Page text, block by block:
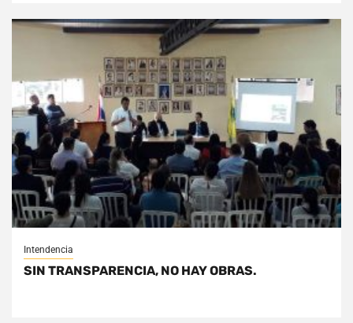
Intendencia
SIN TRANSPARENCIA, NO HAY OBRAS.